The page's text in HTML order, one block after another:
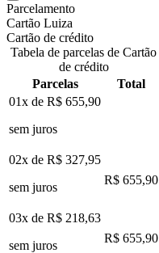
Parcelamento
Cartão Luiza
Cartão de crédito
Tabela de parcelas de Cartão
de crédito
Parcelas
Total
01x de R$ 655,90
sem juros
02x de R$ 327,95
sem juros
R$ 655,90
03x de R$ 218,63
sem juros
R$ 655,90